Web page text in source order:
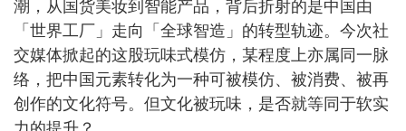
潮，从国货美妆到智能产品，背后折射的是中国由
「世界工厂」走向「全球智造」的转型轨迹。今次社
交媒体掀起的这股玩味式模仿，某程度上亦属同一脉
络，把中国元素转化为一种可被模仿、被消费、被再
创作的文化符号。但文化被玩味，是否就等同于软实